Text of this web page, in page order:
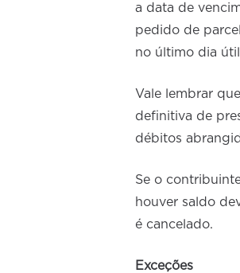
a data de
pedido de
no último dia
Vale lembrar
definitiva de
débitos
Se o
houver saldo
é cancelado.
Exceções